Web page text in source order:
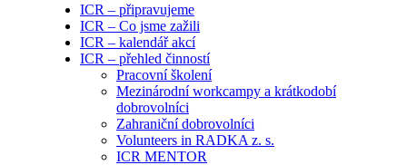
ICR – připravujeme
ICR – Co jsme zažili
ICR – kalendář akcí
ICR – přehled činností
Pracovní školení
Mezinárodní workcampy a krátkodobí
dobrovolníci
Zahraniční dobrovolníci
Volunteers in RADKA z. s.
ICR MENTOR